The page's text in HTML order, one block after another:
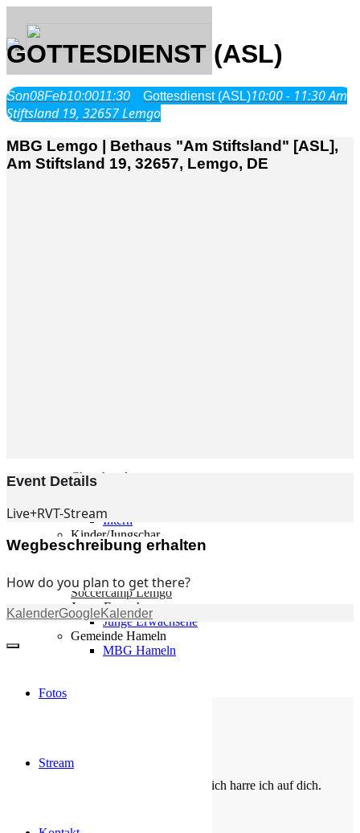
Über Uns
Was wir glauben
Jesus Christus
Churchtools
Intern
Kinder/Jungschar
Gott in deinem Alltag
Freizeiten 2026
Soccercamp Lemgo
Junge Erwachsene
Junge Erwachsene
Gemeinde Hameln
MBG Hameln
Fotos
Stream
GOTTESDIENST (ASL)
Son08Feb10:0011:30 Gottesdienst (ASL)10:00 - 11:30Am
Stiftsland 19, 32657 Lemgo
MBG Lemgo | Bethaus "Am Stiftsland" [ASL],
Am Stiftsland 19, 32657, Lemgo, DE
Event Details
Live+RVT-Stream
Wegbeschreibung erhalten
How do you plan to get there?
KalenderGoogleKalender
Du bist der Gott, der mir hilft; täglich harre ich auf dich.